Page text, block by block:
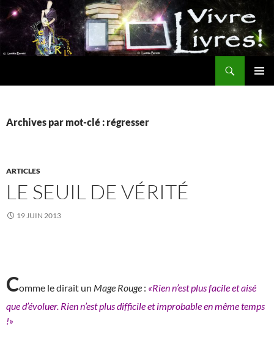
Aller
au
contenu
Archives par mot-clé : régresser
ARTICLES
LE SEUIL DE VÉRITÉ
19 JUIN 2013
Comme le dirait un Mage Rouge : «Rien n’est plus facile et aisé
que d’évoluer. Rien n’est plus difficile et improbable en même temps
!»